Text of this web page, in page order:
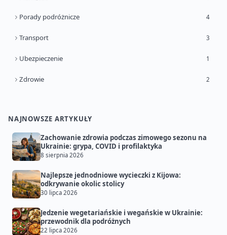
Porady podróżnicze 4
Transport 3
Ubezpieczenie 1
Zdrowie 2
NAJNOWSZE ARTYKUŁY
Zachowanie zdrowia podczas zimowego sezonu na
Ukrainie: grypa, COVID i profilaktyka
8 sierpnia 2026
Najlepsze jednodniowe wycieczki z Kijowa:
odkrywanie okolic stolicy
30 lipca 2026
Jedzenie wegetariańskie i wegańskie w Ukrainie:
przewodnik dla podróżnych
22 lipca 2026